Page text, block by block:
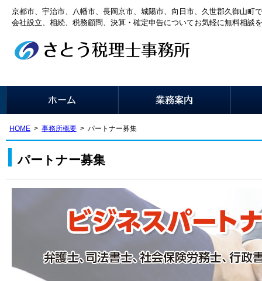
京都市、宇治市、八幡市、長岡京市、城陽市、向日市、久世郡久御山町
会社設立、相続、税務顧問、決算・確定申告についてお気軽に無料相談
HOME 事務所概要 パートナー募集
パートナー募集